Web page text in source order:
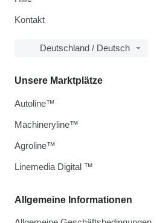
Kontakt
Deutschland / Deutsch
Allgemeine Informationen
Unsere Marktplätze
Autoline™
Machineryline™
Agroline™
Linemedia Digital ™